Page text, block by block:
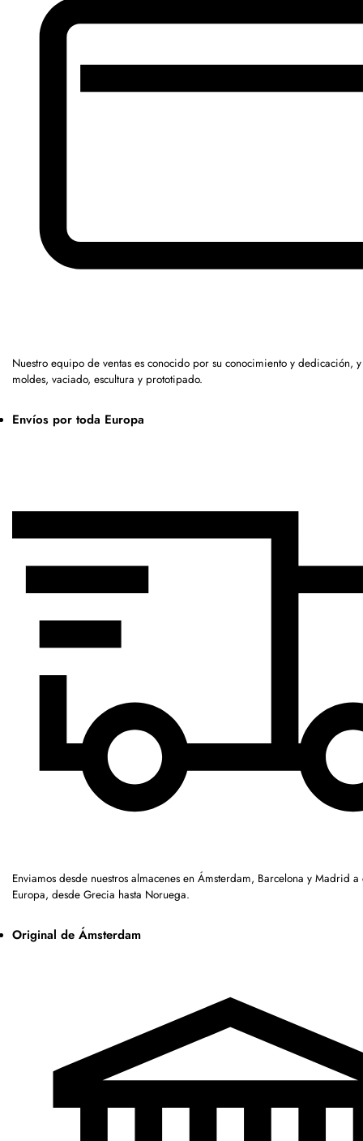
Nuestro equipo de ventas es conocido por su conocimiento y dedicación,
moldes, vaciado, escultura y prototipado.
Envíos por toda Europa
Enviamos desde nuestros almacenes en Ámsterdam, Barcelona y Madrid
Europa, desde Grecia hasta Noruega.
Original de Ámsterdam